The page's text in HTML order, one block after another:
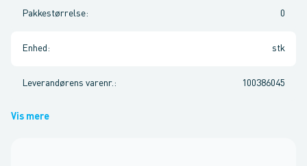
Pakkestørrelse: 0
Enhed : stk
Leverandørens varenr. : 100386045
Vis mere